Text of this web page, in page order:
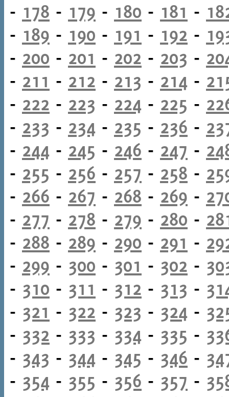
- 178 - 179 - 180 - 181 -
- 189 - 190 - 191 - 192 -
- 200 - 201 - 202 - 203 -
- 211 - 212 - 213 - 214 -
- 222 - 223 - 224 - 225 -
- 233 - 234 - 235 - 236 -
- 244 - 245 - 246 - 247 -
- 255 - 256 - 257 - 258 -
- 266 - 267 - 268 - 269 -
- 277 - 278 - 279 - 280 -
- 288 - 289 - 290 - 291 -
- 299 - 300 - 301 - 302 -
- 310 - 311 - 312 - 313 -
- 321 - 322 - 323 - 324 -
- 332 - 333 - 334 - 335 -
- 343 - 344 - 345 - 346 -
- 354 - 355 - 356 - 357 -